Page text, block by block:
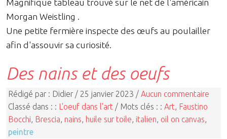
Magnifique tableau trouvé sur le net de l'américain
Morgan Weistling .
Une petite fermière inspecte des œufs au poulailler
afin d'assouvir sa curiosité.
Des nains et des oeufs
Rédigé par : Didier / 25 janvier 2023 / Aucun commentaire
Classé dans : : L'oeuf dans l'art / Mots clés : : Art, Faustino
Bocchi, Brescia, nains, huile sur toile, italien, oil on canvas,
peintre